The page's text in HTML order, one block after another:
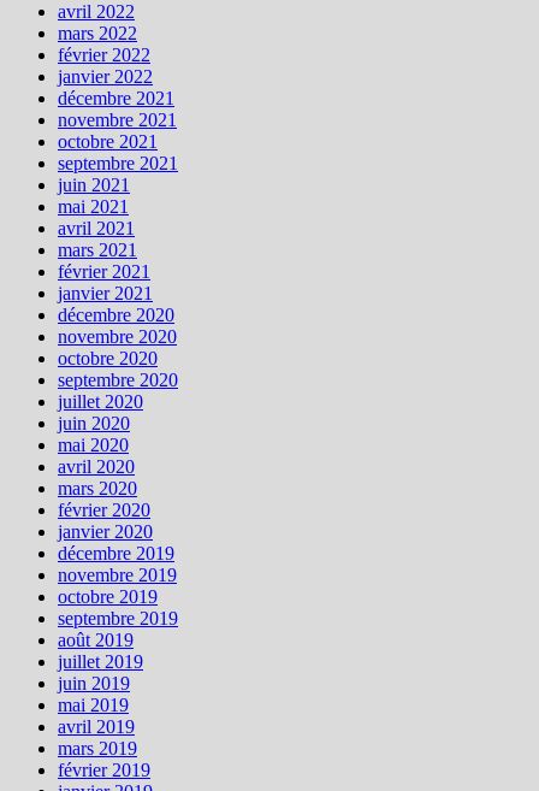
avril 2022
mars 2022
février 2022
janvier 2022
décembre 2021
novembre 2021
octobre 2021
septembre 2021
juin 2021
mai 2021
avril 2021
mars 2021
février 2021
janvier 2021
décembre 2020
novembre 2020
octobre 2020
septembre 2020
juillet 2020
juin 2020
mai 2020
avril 2020
mars 2020
février 2020
janvier 2020
décembre 2019
novembre 2019
octobre 2019
septembre 2019
août 2019
juillet 2019
juin 2019
mai 2019
avril 2019
mars 2019
février 2019